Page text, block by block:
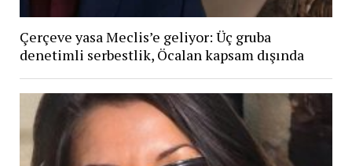
Çerçeve yasa Meclis’e geliyor: Üç gruba
denetimli serbestlik, Öcalan kapsam dışında